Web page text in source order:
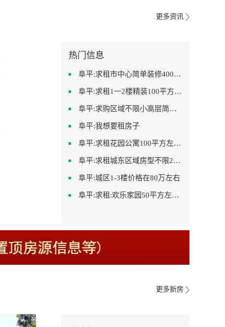
更多资讯
热门信息
阜平:求租市中心简单装修400-500
阜平:求租1一2楼精装100平方里面基本设备不要
阜平:求购区域不限小高层简单装修
阜平:我想要租房子
阜平:求租花园公寓100平方左右，电梯房
阜平:求租城东区域房型不限2室2卫装修不限2000
阜平:城区1-3楼价格在80万左右
阜平:求租:欢乐家园50平方左右的单身公寓廉租房
更多新房